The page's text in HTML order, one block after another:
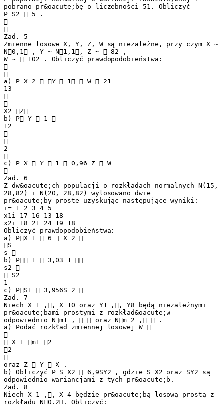
pobrano pr&oacute;bę o liczebności 51. Obliczyć
P S2  5 .


Zad. 5
Zmienne losowe X, Y, Z, W są niezależne, przy czym X ~
N0,1 , Y ~ N1,1, Z ~  82 ,
W ~  102 . Obliczyć prawdopodobieństwa:


a) P X 2  Y  1  W  21
13


X2 Z
b) P Y  1 
12


2

c) P X  Y  1  0,96 Z  W

Zad. 6
Z dw&oacute;ch populacji o rozkładach normalnych N(15,
28,82) i N(20, 28,82) wylosowano dwie
pr&oacute;by proste uzyskując następujące wyniki:
i= 1 2 3 4 5
x1i 17 16 13 18
x2i 18 21 24 19 18
Obliczyć prawdopodobieństwa:
a) PX 1  6  X 2 
S
s 
b) P 1  3,03 1 
s2 
 S2
1
c) PS1  3,956S 2 
Zad. 7
Niech X 1 ,, X 10 oraz Y1 ,, Y8 będą niezależnymi
pr&oacute;bami prostymi z rozkład&oacute;w
odpowiednio Nm1 ,   oraz Nm 2 ,  .
a) Podać rozkład zmiennej losowej W 

 X 1 m1 2
2

oraz Z  Y  X .
b) Obliczyć P S X2  6,9SY2 , gdzie S X2 oraz SY2 są
odpowiednio wariancjami z tych pr&oacute;b.
Zad. 8
Niech X 1 ,, X 4 będzie pr&oacute;bą losową prostą z
rozkładu N0,2. Obliczyć: